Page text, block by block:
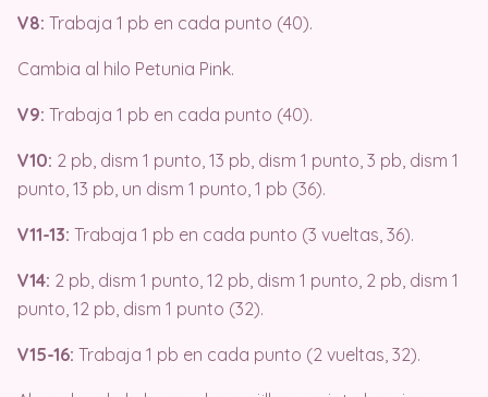
V8: Trabaja 1 pb en cada punto (40).
Cambia al hilo Petunia Pink.
V9: Trabaja 1 pb en cada punto (40).
V10: 2 pb, dism 1 punto, 13 pb, dism 1 punto, 3 pb, dism 1
punto, 13 pb, un dism 1 punto, 1 pb (36).
V11-13: Trabaja 1 pb en cada punto (3 vueltas, 36).
V14: 2 pb, dism 1 punto, 12 pb, dism 1 punto, 2 pb, dism 1
punto, 12 pb, dism 1 punto (32).
V15-16: Trabaja 1 pb en cada punto (2 vueltas, 32).